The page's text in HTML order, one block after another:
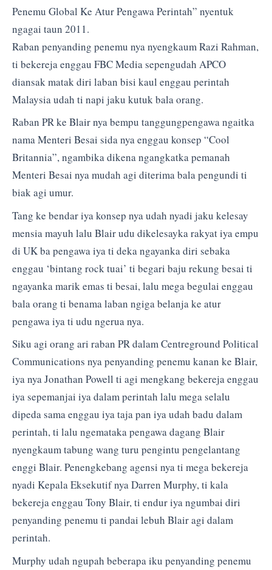
Penemu Global Ke Atur Pengawa Perintah” nyentuk
ngagai taun 2011.
Raban penyanding penemu nya nyengkaum Razi Rahman,
ti bekereja enggau FBC Media sepengudah APCO
diansak matak diri laban bisi kaul enggau perintah
Malaysia udah ti napi jaku kutuk bala orang.
Raban PR ke Blair nya bempu tanggungpengawa ngaitka
nama Menteri Besai sida nya enggau konsep “Cool
Britannia”, ngambika dikena ngangkatka pemanah
Menteri Besai nya mudah agi diterima bala pengundi ti
biak agi umur.
Tang ke bendar iya konsep nya udah nyadi jaku kelesay
mensia mayuh lalu Blair udu dikelesayka rakyat iya empu
di UK ba pengawa iya ti deka ngayanka diri sebaka
enggau ‘bintang rock tuai’ ti begari baju rekung besai ti
ngayanka marik emas ti besai, lalu mega begulai enggau
bala orang ti benama laban ngiga belanja ke atur
pengawa iya ti udu ngerua nya.
Siku agi orang ari raban PR dalam Centreground Political
Communications nya penyanding penemu kanan ke Blair,
iya nya Jonathan Powell ti agi mengkang bekereja enggau
iya sepemanjai iya dalam perintah lalu mega selalu
dipeda sama enggau iya taja pan iya udah badu dalam
perintah, ti lalu ngemataka pengawa dagang Blair
nyengkaum tabung wang turu pengintu pengelantang
enggi Blair. Penengkebang agensi nya ti mega bekereja
nyadi Kepala Eksekutif nya Darren Murphy, ti kala
bekereja enggau Tony Blair, ti endur iya ngumbai diri
penyanding penemu ti pandai lebuh Blair agi dalam
perintah.
Murphy udah ngupah beberapa iku penyanding penemu